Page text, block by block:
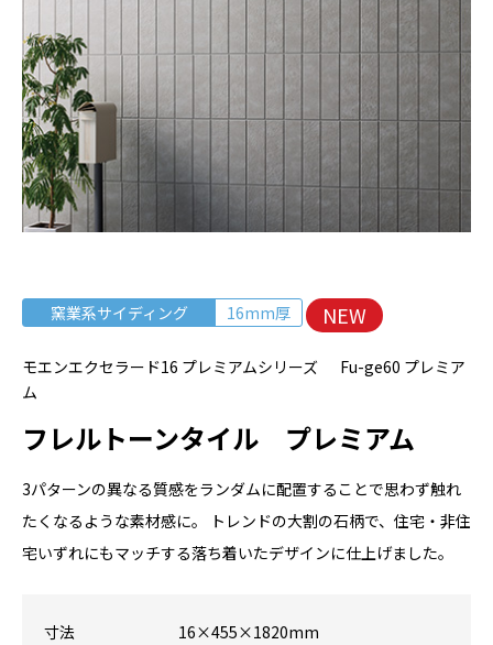
窯業系サイディング 16mm厚 NEW
モエンエクセラード16 プレミアムシリーズ Fu-ge60 プレミア
ム
フレルトーンタイル プレミアム
3パターンの異なる質感をランダムに配置することで思わず触れ
たくなるような素材感に。 トレンドの大割の石柄で、住宅・非住
宅いずれにもマッチする落ち着いたデザインに仕上げました。
寸法
16×455×1820mm